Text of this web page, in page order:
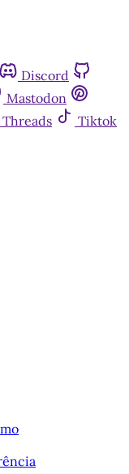
Discord
Mastodon
Threads
Tiktok